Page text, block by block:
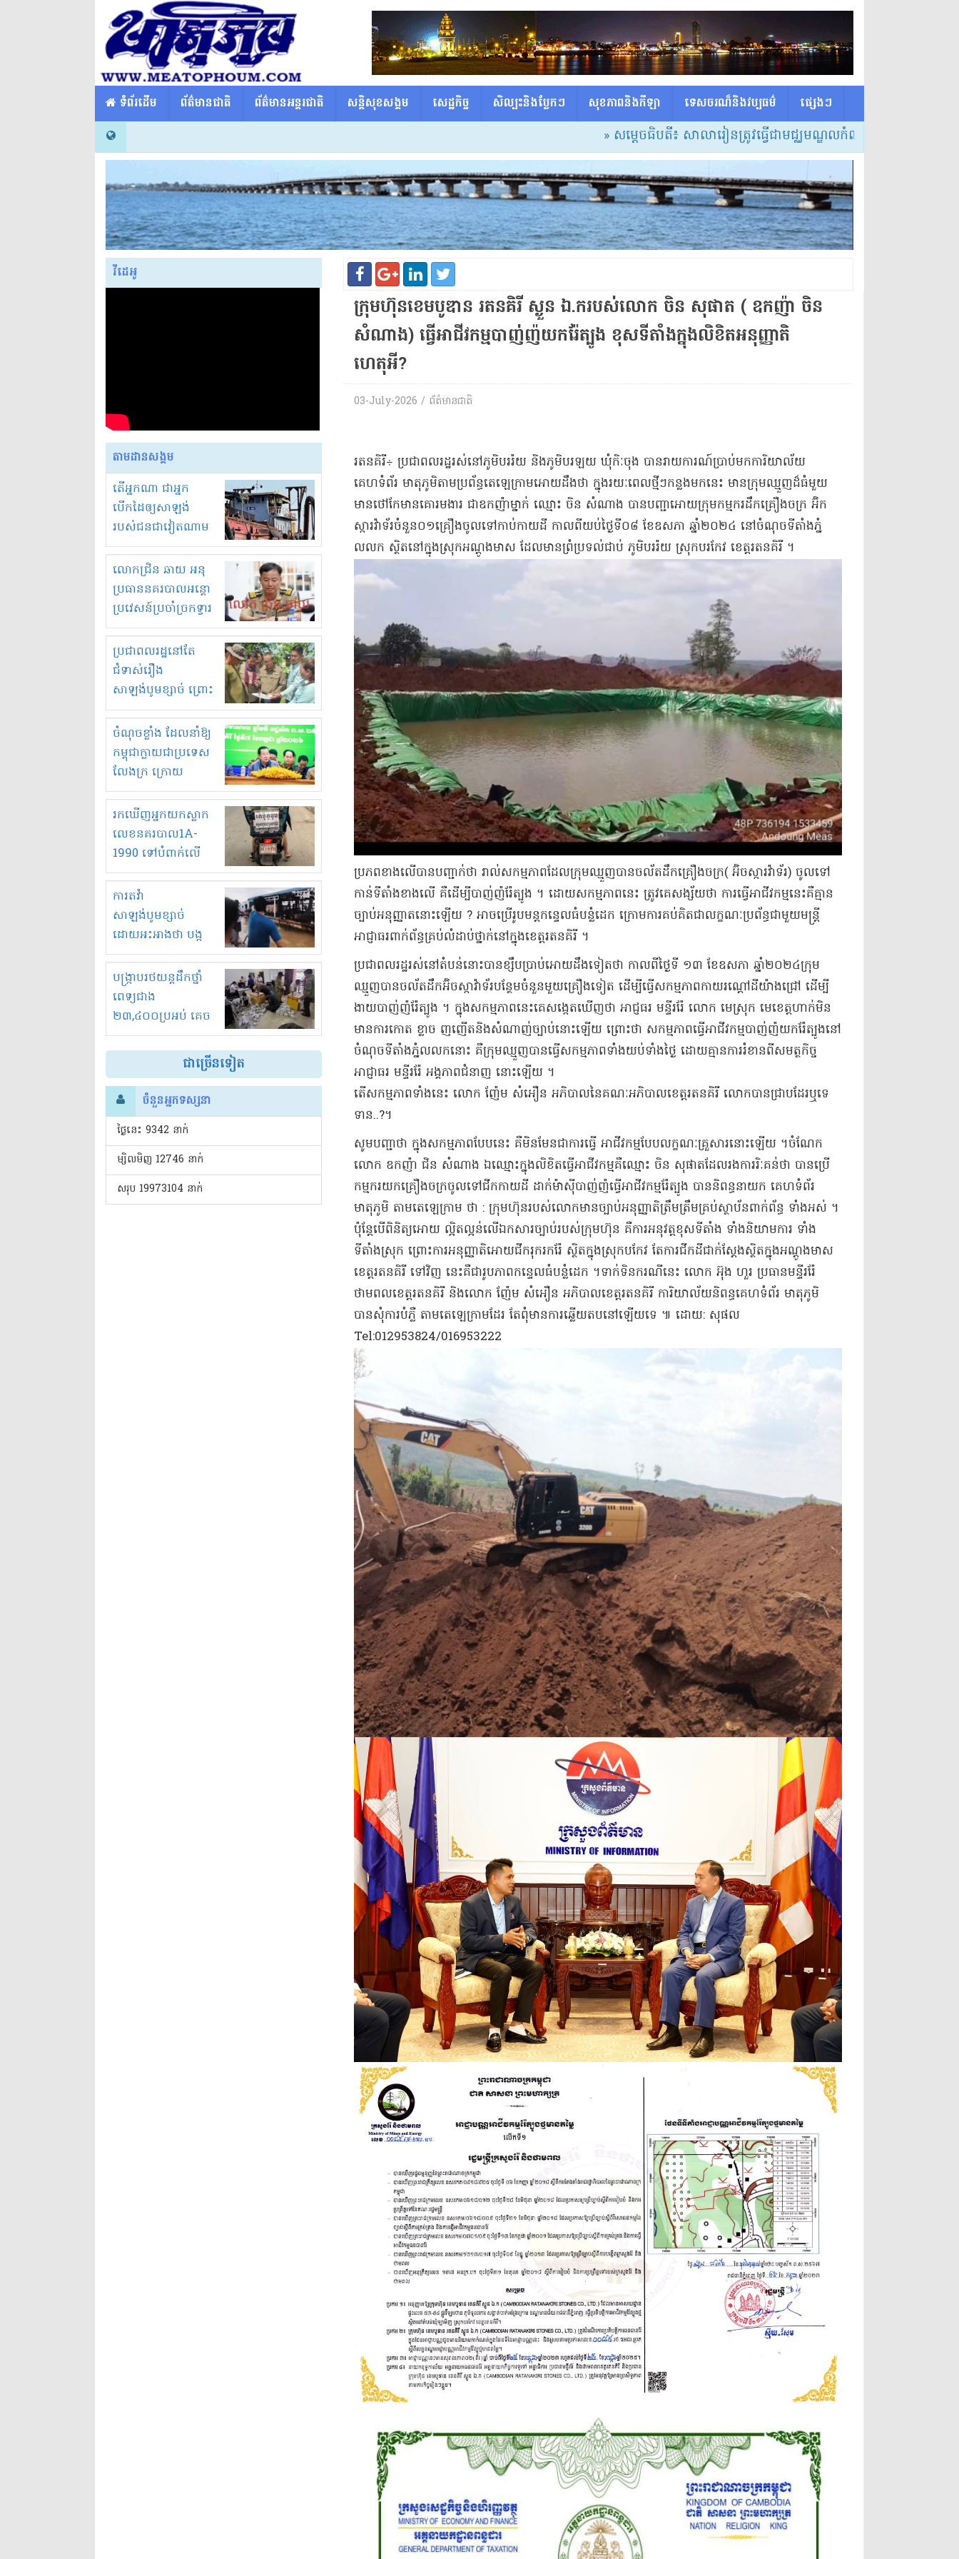
​​ ទំព័រដើម ព័ត៌មានជាតិ ព័ត៌មានអន្តរជាតិ សន្តិសុខសង្គម សេដ្ឋកិច្ច សិល្បះនិងប្លែកៗ សុខភាពនិងកីឡា ទេសចរណ៏និងវប្បធម៌ ផ្សេង​ៗ
» សម្ដេចធិបតី៖ សាលារៀនត្រូវធ្វើជាមជ្ឈមណ្ឌលកំណត់វិធីសាស្ត្របង្រៀន និង
វីដេអូ
តាមដានសង្គម
តើអ្នកណា ជាអ្នក
បើកដៃឲ្យសាឡង់
របស់ជនជាវៀតណាម
ចូល មកខុស
ច្បាប់លួចបូមខ្សាច់នៅ
ក្នុងប្រទេសកម្ពុជា
លោកជ្រិន ឆាយ អនុ
ប្រធាននគរបាលអន្តោ
ប្រវេសន៍ប្រចាំច្រកទ្វារ
ព្រំដែនភ្នំឌិន និងឈ្មួញ
មួយចំនួនទៀត
កំពង់តែគុបគិតគ្នា
ធ្វើសកម្មភាពរកស៊ីនិង
ស្តុកទំនិញគេចពន្ធ?
ប្រជាពលរដ្ឋនៅតែ
ជំទាស់រឿង
សាឡង់បូមខ្សាច់ ព្រោះ
ខ្លាចបាក់ច្រាំងទៀត!
ចំណុចខ្លាំង ដែលនាំឱ្យ
កម្ពុជាក្លាយជាប្រទេស
លែងក្រ ក្រោយ
ឆ្នាំ២០៣០
រកឃើញអ្នកយកស្លាក
លេខនគរបាល1A-
1990 ទៅបំពាក់លើ
ម៉ូតូរបស់ខ្លួន ដាកផ្លាក
រត់ឌុបហើយ
ការតវ៉ា
សាឡង់បូមខ្សាច់
ដោយអះអាងថា បង្ក
បាក់ច្រាំងទន្លេ និង
រំខានទាំងយប់ទាំងថ្ងៃ
បង្ក្រាបរថយន្តដឹកថ្នាំ
ពេទ្យជាង
២៣,៤០០ប្រអប់ គេច
ពន្ធនិងអត់ច្បាប់នាំ
ចូល!?
ជាច្រើនទៀត
ចំនួនអ្នកទស្សនា
ថ្ងៃនេះ​ 9342 នាក់
ម្សិលមិញ 12746 នាក់
សរុប 19973104 នាក់
ក្រុមហ៊ុន​ខេ​ម​បូ​ឌា​ន រតនគិរី ស្ងួន ឯ​.​ក​របស់លោក ចិន សុផាត ( ឧកញ៉ា ចិន
សំណាង​) ធ្វើ​អាជីវ​កម្មបាញ់​ញ៉​យក​រ៉ែ​ត្បូង ខុស​ទីតាំង​ក្នុង​លិខិត​អនុញ្ញាតិ​
ហេតុអី?
03-July-2026 / ព័ត៌មានជាតិ
​រតនគិរី​÷ ប្រជាពលរដ្ឋ​រស់នៅ​ភូមិបរ​រ៉​យ និង​ភូមិបរ​ឡយ ឃុំ​កិៈ​ចុង បាន​រាយការណ៍​ប្រាប់​មក​ការិយាល័យ​
គេហទំព័រ មាតុភូមិ​តាម​ប្រព័ន្ធ​តេ​ឡេ​ក្រាម​អោយដឹងថា ក្នុង​រយៈពេល​ថ្មីៗ​កន្លងមកនេះ មាន​ក្រុម​ឈ្មួញ​ដ៏​ធំ​មួយ
មាន​ថៅកែ​មាន​គោរមងារ ជា​ឧកញ៉ា​ម្នាក់ ឈ្មោះ ចិន សំណាង បាន​បញ្ជា​អោយ​ក្រុមកម្មករ​ដឹក​គ្រឿងចក្រ អ៊ិ​ក​
ស្ការ​វ៉ា​ទ័​រ​ចំនួន​០១​គ្រឿង​ចូលទៅ​កាប់​កាយ​ដី កាលពី​យប់​ថ្ងៃទី​០៨ ខែឧសភា ឆ្នាំ​២០២៤ នៅ​ចំណុច​ទីតាំង​ភ្នំ​
លលក ស្ថិតនៅ​ក្នុងស្រុក​អណ្តូង​មាស ដែលមាន​ព្រំប្រទល់​ជាប់ ភូមិបរ​រ៉​យ ស្រុក​បរ​កែវ ខេត្តរតនគិរី ។
​ប្រភព​ខាងលើ​បាន​បញ្ជាក់ថា រាល់​សកម្មភាព​ដែល​ក្រុម​ឈ្មួញ​បាន​ចល័ត​ដឹក​គ្រឿងចក្រ​( អ៊ិ​ច​ស្ការ​វ៉ា​ទ័​រ​) ចូលទៅ​
កាន់​ទីតាំង​ខាងលើ គឺ​ដើម្បី​បាញ់​ញ៉​រ៉ែ​ត្បូង ។ ដោយ​សកម្មភាព​នេះ ត្រូវគេ​សង្ស័យថា ការធ្វើ​អាជីវ​កម្មនេះ​គឺ​គ្មាន​
ច្បាប់​អនុញ្ញាត​នោះឡើយ ? អាច​ប្រើ​រូបមន្ត​កន្ទេល​ធំ​បន្លំ​ដេក ក្រោម​ការ​គប់គិត​ជា​លក្ខណៈ​ប្រព័ន្ធ​ជាមួយ​មន្ត្រី​
អាជ្ញាធរ​ពាក់ព័ន្ធ​គ្រប់លំដាប់​ថ្នាក់​នៅក្នុង​ខេត្តរតនគិរី ។​
​ប្រជាពលរដ្ឋ​រស់នៅ​តំបន់​នោះបាន​ខ្សឹបប្រាប់​អោយដឹងទៀតថា កាលពី​ថ្ងៃទី ១៣ ខែឧសភា ឆ្នាំ​២០២៤​ក្រុម​
ឈ្មួញ​បាន​ចល័ត​ដឹក​អ៊ិ​ច​ស្កា​វ៉ា​ទ័​រ​បន្ថែមចំនួន​មួយគ្រឿង​ទៀត ដើម្បី​ធ្វើ​សកម្មភាព​កាយ​រណ្តៅ​ដី​យ៉ាងជ្រៅ ដើម្បី​
ងាយ​បាញ់​ញ៉​រ៉ែ​ត្បូង ។ ក្នុង​សកម្មភាព​នេះ​គេ​សង្កេតឃើញថា អា​ជ្ញ​ធរ មន្ទីរ​រ៉ែ លោក មេស្រុក មេ​ខេត្ត​ហាក់​មិន​
មានការ​កោត ខ្លាច ញញើត​និង​សំណាញ់​ច្បាប់​នោះឡើយ ព្រោះថា សកម្មភាព​ធ្វើ​អាជីវកម្ម​បាញ់​ញ៉​យក​រ៉ែ​ត្បូង​នៅ​
ចំណុច​ទីតាំង​ភ្នំ​លលក​នោះ គឺ​ក្រុម​ឈ្មួញ​បានធ្វើ​សកម្មភាព​ទាំងយប់​ទាំង​ថ្ងៃ ដោយ​គ្មាន​ការរំខាន​ពី​សមត្ថកិច្ច
អាជ្ញាធរ មន្ទីរ​រ៉ែ អង្គភាព​ជំនាញ នោះឡើយ ។
​តើ​សកម្មភាព​ទាំងនេះ លោក ញ៉ែម សំអឿន អភិបាល​នៃ​គណៈ​អភិបាលខេត្ត​រតនគិរី លោក​បាន​ជ្រាប​ដែរឬទេ​
ទាន​..?​។​
​សូម​បញ្ជា​ថា ក្នុង​សកម្មភាព​បែបនេះ គឺ​មិនមែនជា​ការធ្វើ អាជីវកម្ម​បែប​លក្ខណៈ​គ្រួសារ​នោះឡើយ ។​ចំណែក​
លោក ឧកញ៉ា ជិន សំណាង ឯ​ឈ្មោះ​ក្នុង​លិខិត​ធ្វើ​អាជីវកម្ម​គឺ​ឈ្មោះ ចិន សុផាត​ដែល​រង​ការ​រិៈ​គន់​ថា បាន​ប្រើ​
កម្មករ​យក​គ្រឿងចក្រ​ចូលទៅ​ជីក​កាយ​ដី ដាក់​ម៉ា​ស៊ី​បាញ់​ញ៉​ធ្វើ​អាជីវកម្ម​រ៉ែ​ត្បូង បាន​និពន្ធ​នាយក គេហទំព័រ
មាតុភូមិ តាម​តេ​ឡេ​ក្រាម ថា : ក្រុមហ៊ុន​របស់លោក​មា​ន​ច្បាប់​អនុញ្ញាតិ​ត្រឹម​ត្រឹម​គ្រប់​ស្ថាប័ន​ពាក់ព័ន្ធ ទាំងអស់ ។
ប៉ុន្តែ​បើ​ពិនិត្យ​អោយ ល្អិតល្អន់​លើ​ឯកសារ​ច្បាប់​របស់​ក្រុមហ៊ុន គឺ​ការអនុវត្ត​ខុស​ទីតាំង ទាំង​និយាម​ការ ទាំង​
ទីតាំង​ស្រុក ព្រោះ​ការអនុញ្ញាតិ​អោយ​ជីក​រុករក​រ៉ែ ស្ថិតក្នុង​ស្រុក​ប​កែវ តែ​ការ​ជីកដី​ជាក់ស្តែង​ស្ថិតក្នុង​អណ្តូង​មាស
ខេត្តរតនគិរី ទៅវិញ នេះ​គឺជា​រូបភាព​កន្ទេល​ធំ​បន្លំ​ដេក ។​ទាក់ទិន​ករណីនេះ លោក អ៊ុង ហួរ ប្រធាន​មន្ទីរ​រ៉ែ​
ថាមពល​ខេត្តរតនគិរី និង​លោក ញ៉ែម សំអឿន អភិបាលខេត្ត​រតនគិរី ការិយាល័យ​និពន្ធ​គេហទំព័រ មាតុភូមិ
បាន​សុំ​ការបំភ្លឺ តាម​តេ​ឡេ​ក្រាម​ដែរ តែ​ពុំមាន​ការឆ្លើយតប​នៅឡើយ​ទេ ៕ ដោយ​: សុផល
Tel:012953824/016953222